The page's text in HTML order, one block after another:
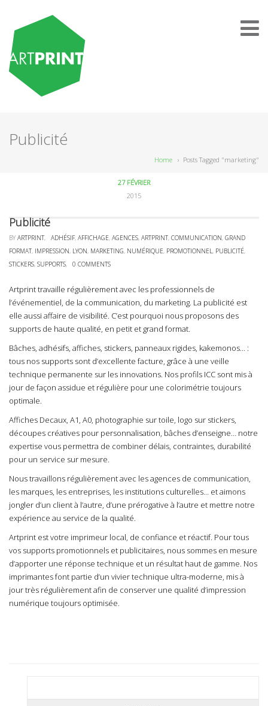
Publicité
Home › Posts Tagged "marketing"
27 FÉVRIER
2015
Publicité
BY ARTPRINT, ADHÉSIF, AFFICHAGE, AGENCES, ARTPRINT, COMMUNICATION, GRAND
FORMAT, IMPRESSION, LYON, MARKETING, NUMÉRIQUE, PROMOTIONNEL, PUBLICITÉ,
STICKERS, SUPPORTS, 0 COMMENTS
Artprint travaille régulièrement avec les professionnels de
l’événementiel, de la communication, du marketing. La publicité est
elle aussi affaire de visibilité. C’est pourquoi nous proposons des
supports de haute qualité, en petit et grand format.
Bâches, adhésifs, affiches, stickers, panneaux rigides, kakemonos… :
tous nos supports sont d’excellente facture, grâce à une veille
technique permanente sur les innovations. Nos profils ICC sont mis à
jour de façon assidue et régulière pour une colorimétrie toujours
optimale.
Affiches Decaux, A1, A0, photographie sur toile, logo sur stickers,
découpes créatives pour personnalisation, bâches d’enseigne… notre
expertise vous permettra de combiner délais, contraintes, durabilité
pour un service sur mesure.
Nous travaillons régulièrement avec les agences de communication,
les marques, les entreprises, les institutions culturelles… et aimons
jongler d’un client à l’autre, d’une prérogative à l’autre et mettre notre
expérience au service de la qualité.
Artprint est votre imprimeur local, de confiance et réactif. Pour tous
vos supports promotionnels et publicitaires, nous sommes en mesure
d’apporter une réponse technique et un résultat haut de gamme. Nos
imprimantesfont partie d’un vivier technique ultra-moderne, mis à
jour très régulièrement afin de conserver une qualité d’impression
numérique toujours optimisée.